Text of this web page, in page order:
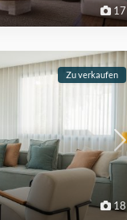
17
18
Zu verkaufen